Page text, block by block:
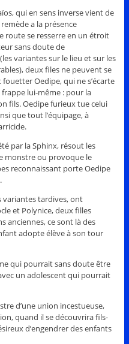
qui en sens inverse vient de
a la présence
route se resserre en un étroit
sans doute de
variantes sur le lieu et sur les
deux files ne peuvent se
Oedipe, qui ne s’écarte
lui-même : pour la
fils. Oedipe furieux tue celui
que tout l’équipage, à
par la Sphinx, résout les
monstre ou provoque le
reconnaissant porte Oedipe
variantes tardives, ont
et Polynice, deux filles
anciennes, ce sont là des
adopte élève à son tour
qui pourrait sans doute être
un adolescent qui pourrait
d’une union incestueuse,
quand il se découvrira fils-
d’engendrer des enfants